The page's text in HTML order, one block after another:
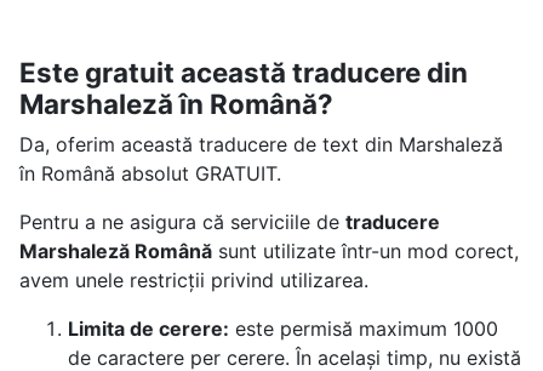
Este gratuit această traducere din
Marshaleză în Română?
Da, oferim această traducere de text din Marshaleză
în Română absolut GRATUIT.
Pentru a ne asigura că serviciile de traducere
Marshaleză Românăsunt utilizate într-un mod corect,
avem unele restricții privind utilizarea.
Limita de cerere: este permisă maximum 1000
de caractere per cerere. În același timp, nu există